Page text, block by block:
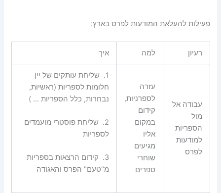
פעילות להעלאת המודעות לפרס בארץ:
רעיון למה איך
עבודה אל
מול
הספריות
למודעות
לפרס
עזרה
לספרניות,
קידום
במקום
אליו
מגיעים
שוחרי
ספרים
1.
שליחת עותקים של יין
חלומות לספריות (ראשיות,
נבחרות, כלל הספריות … )
2.
שליחת פוסטרי מועמדים
לספריות
3.
קידום הרצאות בספריות
מ"טעם" הפרס והאגודה